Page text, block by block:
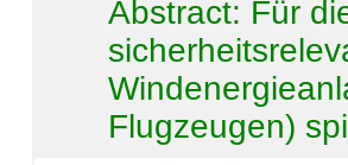
Abstract: Für
Flugzeugen)